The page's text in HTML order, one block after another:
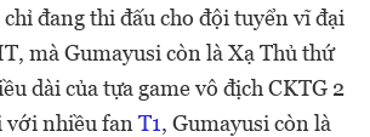
đang thi đấu cho đội tuyển vĩ đại
mà Gumayusi còn là Xạ Thủ thứ
dài của tựa game vô địch CKTG 2
với nhiều fan T1, Gumayusi còn là